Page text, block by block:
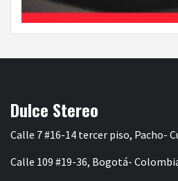
Dulce Stereo
Calle 7 #16-14 tercer piso, Pacho-
Calle 109 #19-36, Bogotá-